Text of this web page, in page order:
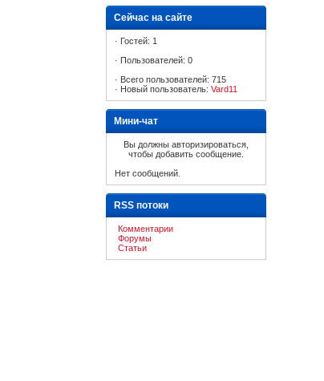
Сейчас на сайте
· Гостей: 1
· Пользователей: 0
· Всего пользователей: 715
· Новый пользователь: Vard11
Мини-чат
Вы должны авторизироваться,
чтобы добавить сообщение.
Нет сообщений.
RSS потоки
Комментарии
Форумы
Статьи